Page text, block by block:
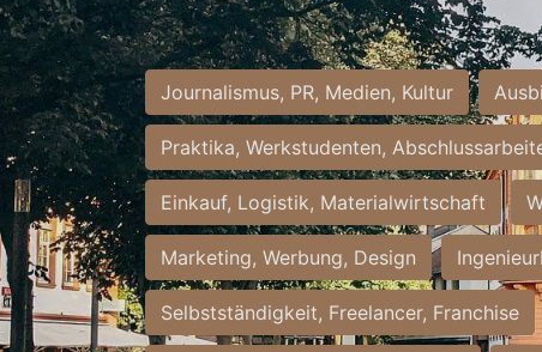
Journalismus, PR, Medien, Kultur
Praktika, Werkstudenten,
Einkauf, Logistik, Materialwirtschaft
Marketing, Werbung, Design
Selbstständigkeit, Freelancer, Franchise